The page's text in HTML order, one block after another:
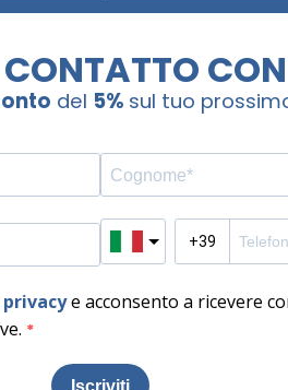
colazione, partirete con il pranzo
pranzi al sacco per ammirare la
NATRON
Safari Lodge o Africa Safari Lake
colazione sarete accolti dalla
distretto di Ngorongoro a nord
Il lago si trova all'interno del
di Dio”. Si tratta di un
e produce esclusivamente lava
la montagna mostra un bellissimo
cascate (consigliato
di fenicotteri rosa.